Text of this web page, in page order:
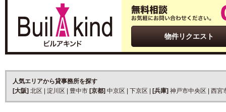
物件リクエスト
人気エリアから貸事務所を探す
[大阪] 北区 | 淀川区 | 豊中市 [京都] 中京区 | 下京区 | [兵庫] 神戸市中央区 | 西宮